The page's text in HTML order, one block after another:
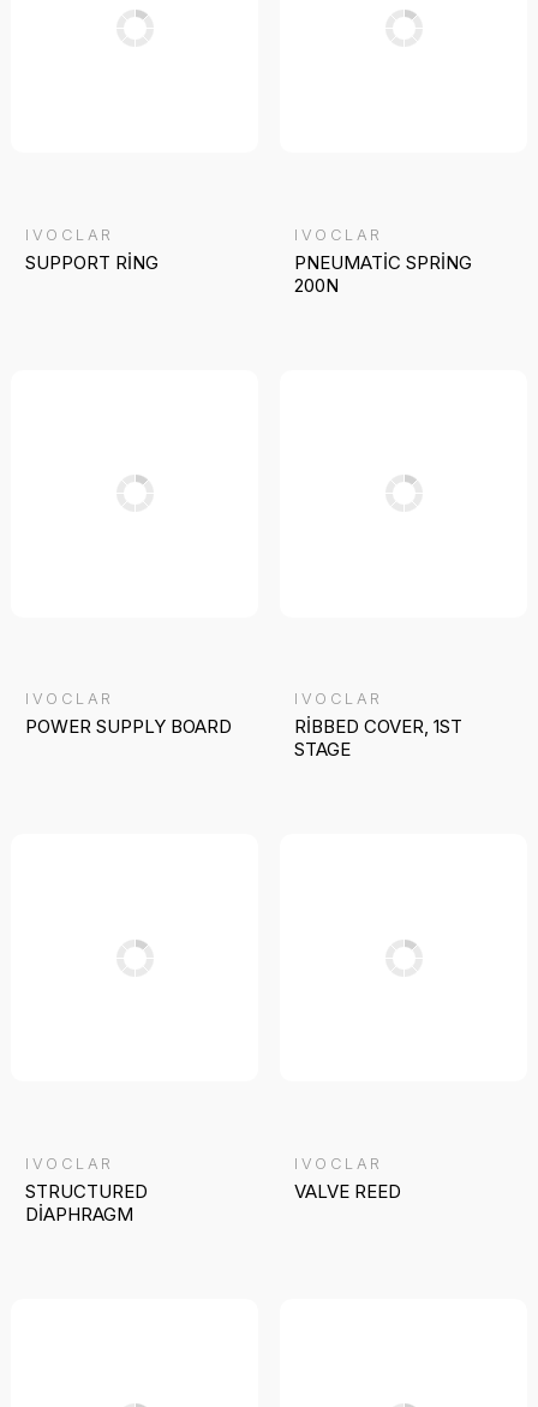
IVOCLAR
SUPPORT RİNG
IVOCLAR
PNEUMATİC SPRİNG
200N
IVOCLAR
POWER SUPPLY BOARD
IVOCLAR
RİBBED COVER, 1ST
STAGE
IVOCLAR
STRUCTURED
DİAPHRAGM
IVOCLAR
VALVE REED